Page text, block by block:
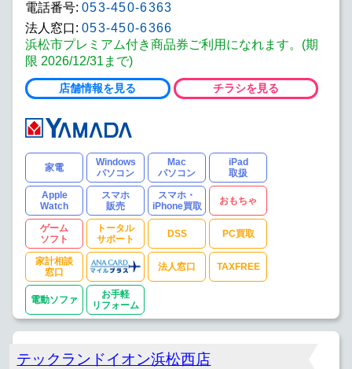
電話番号: 053-450-6363
法人窓口: 053-450-6366
浜松市プレミアム付き商品券ご利用になれます。(期
限 2026/12/31まで)
店舗情報を見る チラシを見る
家電
Windows
パソコン
Mac
パソコン
iPad
取扱
Apple
Watch
スマホ
販売
スマホ・
iPhone買取
おもちゃ
ゲーム
ソフト
トータル
サポート
DSS PC買取
家計相談
窓口
法人窓口 TAXFREE
電動ソファ
お手軽
リフォーム
テックランドイオン浜松西店